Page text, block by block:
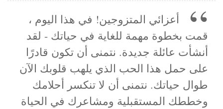
أعزائي المتزوجين! في هذا اليوم ،
قمت بخطوة مهمة للغاية في حياتك - لقد
أنشأت عائلة جديدة. نتمنى أن تكون قادرًا
على حمل هذا الحب الذي يلهب قلوبك الآن
طوال حياتك. نتمنى أن لا تنكسر أحلامك
وخططك المستقبلية ومشاعرك في الحياة